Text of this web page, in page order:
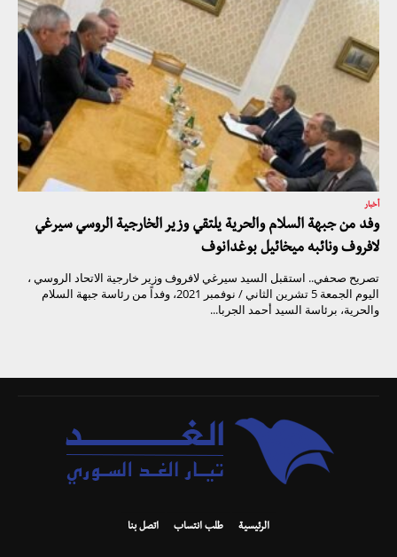
أخبار
وفد من جبهة السلام والحرية يلتقي وزير الخارجية الروسي سيرغي
لافروف ونائبه ميخائيل بوغدانوف
تصريح صحفي.. استقبل السيد سيرغي لافروف وزير خارجية الاتحاد الروسي ،
اليوم الجمعة 5 تشرين الثاني / نوفمبر 2021، وفداً من رئاسة جبهة السلام
والحرية، برئاسة السيد أحمد الجربا...
الرئيسية طلب انتساب اتصل بنا